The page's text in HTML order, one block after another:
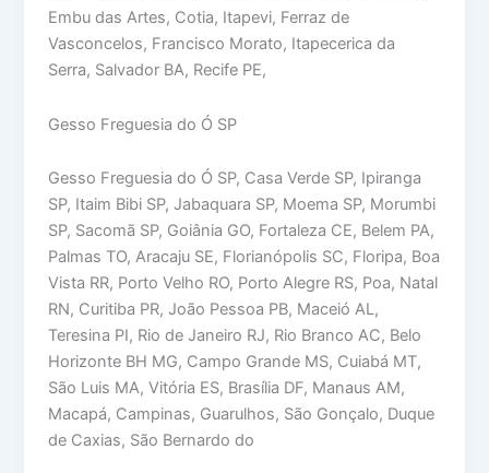
Embu das Artes, Cotia, Itapevi, Ferraz de
Vasconcelos, Francisco Morato, Itapecerica da
Serra, Salvador BA, Recife PE,
Gesso Freguesia do Ó SP
Gesso Freguesia do Ó SP, Casa Verde SP, Ipiranga
SP, Itaim Bibi SP, Jabaquara SP, Moema SP, Morumbi
SP, Sacomã SP, Goiânia GO, Fortaleza CE, Belem PA,
Palmas TO, Aracaju SE, Florianópolis SC, Floripa, Boa
Vista RR, Porto Velho RO, Porto Alegre RS, Poa, Natal
RN, Curitiba PR, João Pessoa PB, Maceió AL,
Teresina PI, Rio de Janeiro RJ, Rio Branco AC, Belo
Horizonte BH MG, Campo Grande MS, Cuiabá MT,
São Luis MA, Vitória ES, Brasília DF, Manaus AM,
Macapá, Campinas, Guarulhos, São Gonçalo, Duque
de Caxias, São Bernardo do